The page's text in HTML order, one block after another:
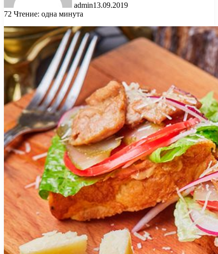
admin13.09.2019
72 Чтение: одна минута